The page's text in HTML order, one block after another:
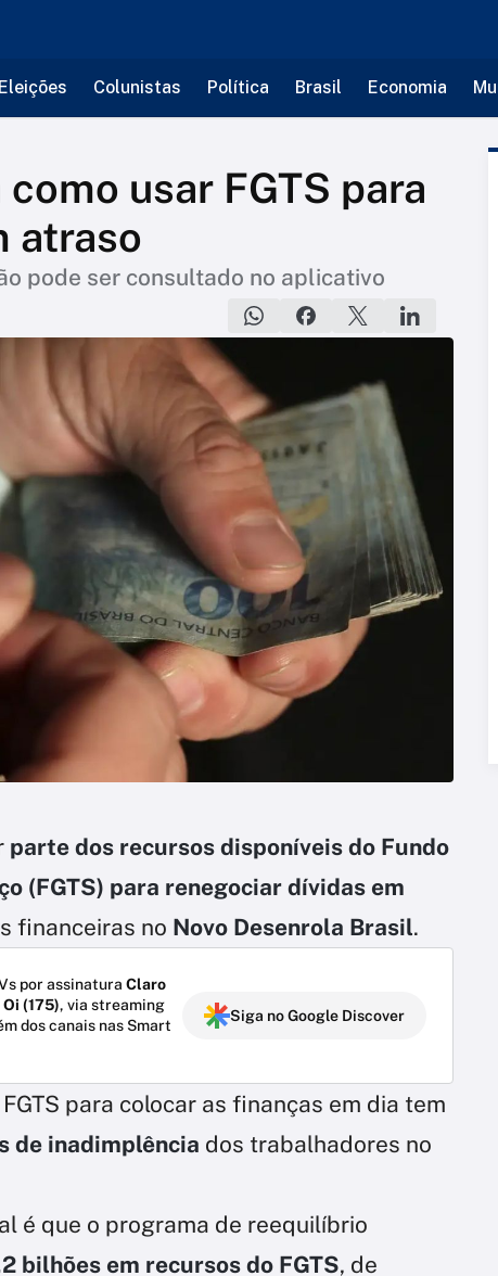
Eleições Colunistas Política Brasil Economia
usar FGTS para
atraso
pode ser consultado no aplicativo
parte dos recursos disponíveis do Fundo
(FGTS) para renegociar dívidas em
financeiras no Novo Desenrola Brasil.
por assinatura Claro
Oi (175), via streaming
dos canais nas Smart
Siga no Google Discover
para colocar as finanças em dia tem
de inadimplência dos trabalhadores no
é que o programa de reequilíbrio
bilhões em recursos do FGTS, de